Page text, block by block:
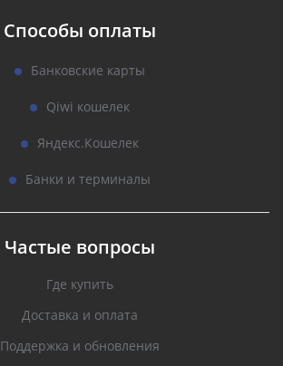
Способы оплаты
Банковские карты
Qiwi кошелек
Яндекс.Кошелек
Банки и терминалы
Частые вопросы
Где купить
Доставка и оплата
Поддержка и обновления